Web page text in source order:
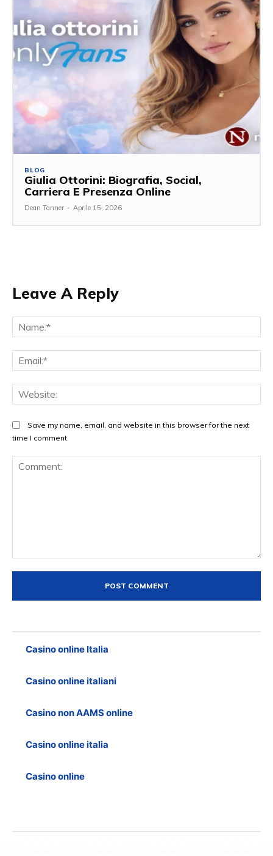
BLOG
Giulia Ottorini: Biografia, Social,
Carriera E Presenza Online
Dean Tanner - Aprile 15, 2026
Leave A Reply
Save my name, email, and website in this browser for the next
time I comment.
Casino online Italia
Casino online italiani
Casino non AAMS online
Casino online italia
Casino online